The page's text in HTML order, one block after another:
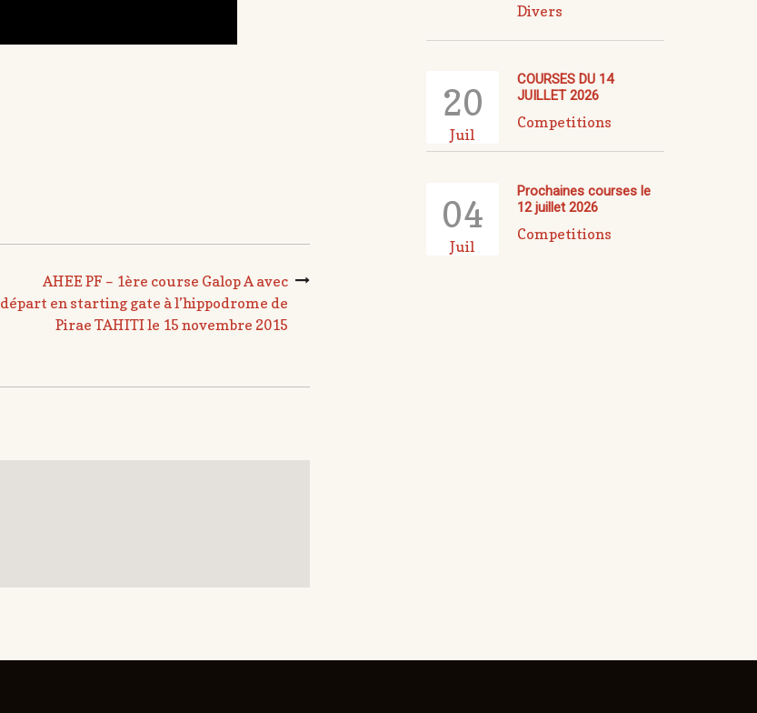
AHEE PF – 1ère course Galop A avec
départ en starting gate à l’hippodrome de
Pirae TAHITI le 15 novembre 2015
Divers
20
Juil
COURSES DU 14
JUILLET 2026
Competitions
04
Juil
Prochaines courses le
12 juillet 2026
Competitions